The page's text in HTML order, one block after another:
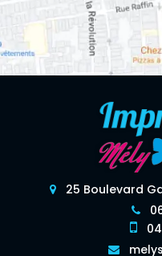
25 Boulevard